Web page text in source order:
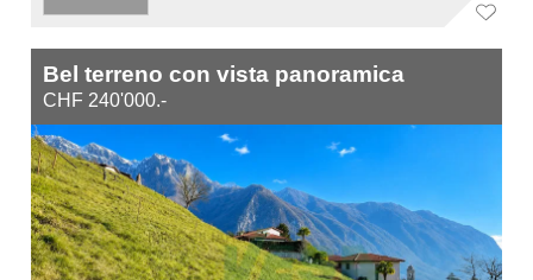
Bel terreno con vista panoramica
CHF 240'000.-